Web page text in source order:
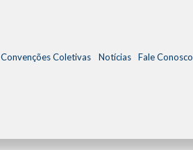
Convenções Coletivas Notícias Fale Conosco